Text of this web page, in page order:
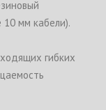
мм кабели).
гибких